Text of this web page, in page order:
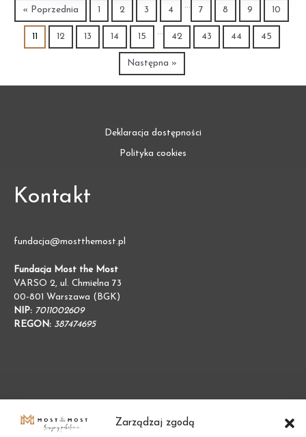
Zarządzaj zgodą
« Poprzednia 2 3 4
…
7 8 9 10
11 12 13 14 15
…
42 43 44 45
Następna »
Deklaracja dostępności
Polityka cookies
Kontakt
fundacja@mostthemost.pl
Fundacja Most the Most
VARSO 2, ul. Chmielna 73
00-801 Warszawa (BGK)
NIP: 7011002609
REGON: 387474695